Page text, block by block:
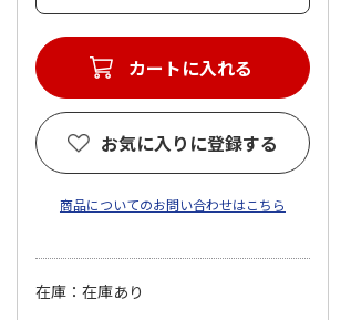
カートに入れる
お気に入りに登録する
商品についてのお問い合わせはこちら
在庫：在庫あり